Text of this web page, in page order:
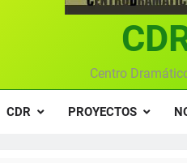
Textos seleccionados en el VI
Centro
CDR PROYECTOS